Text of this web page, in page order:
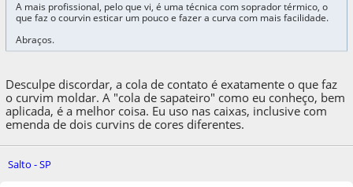
A mais profissional, pelo que vi, é uma técnica com soprador térmico, o
que faz o courvin esticar um pouco e fazer a curva com mais facilidade.
Abraços.
Desculpe discordar, a cola de contato é exatamente o que faz
o curvim moldar. A "cola de sapateiro" como eu conheço, bem
aplicada, é a melhor coisa. Eu uso nas caixas, inclusive com
emenda de dois curvins de cores diferentes.
Salto - SP